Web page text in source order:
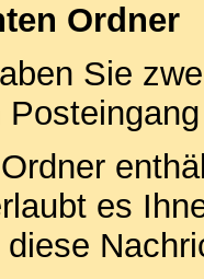
Ordner
Sie
es